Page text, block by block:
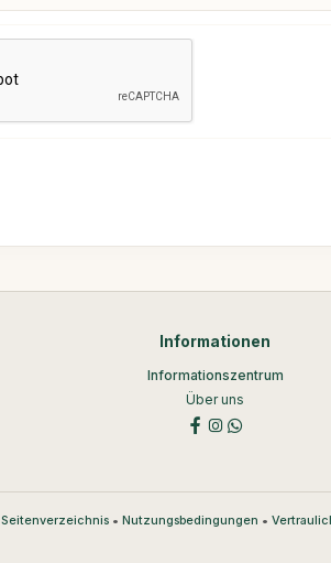
Informationen
Informationszentrum
Über uns
Seitenverzeichnis• Nutzungsbedingungen •